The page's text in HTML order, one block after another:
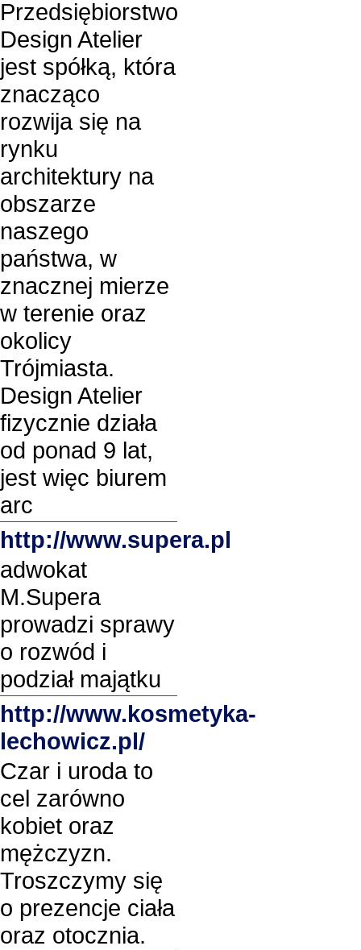
Przedsiębiorstwo
Design Atelier
jest spółką, która
znacząco
rozwija się na
rynku
architektury na
obszarze
naszego
państwa, w
znacznej mierze
w terenie oraz
okolicy
Trójmiasta.
Design Atelier
fizycznie działa
od ponad 9 lat,
jest więc biurem
arc
http://www.supera.pl
adwokat
M.Supera
prowadzi sprawy
o rozwód i
podział majątku
http://www.kosmetyka-
lechowicz.pl/
Czar i uroda to
cel zarówno
kobiet oraz
mężczyzn.
Troszczymy się
o prezencje ciała
oraz otocznia.